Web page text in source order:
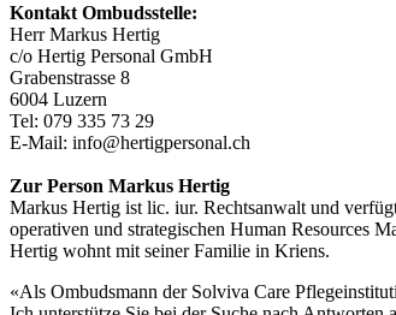
Kontakt Ombudsstelle:
Herr Markus Hertig
c/o Hertig Personal GmbH
Grabenstrasse 8
6004 Luzern
Tel: 079 335 73 29
E-Mail: info@hertigpersonal.ch
Zur Person Markus Hertig
Markus Hertig ist lic. iur. Rechtsanwalt und
operativen und strategischen Human Resources
Hertig wohnt mit seiner Familie in Kriens.
«Als Ombudsmann der Solviva Care